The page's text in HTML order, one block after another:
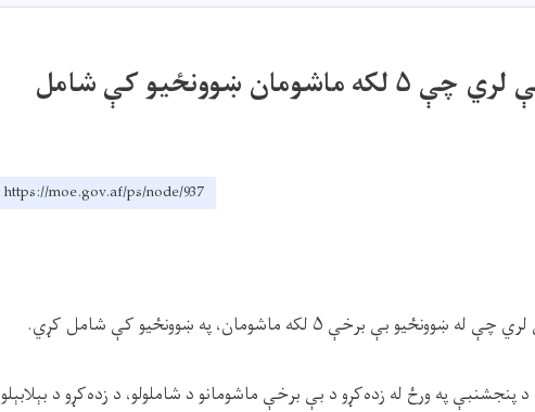
د پوهنې وزارت په پام کې لري چې ۵ لکه ماشومان ښوونځیو کې شامل
https://moe.gov.af/ps/node/937
۵ لکه ماشومان، په ښوونځیو کې شامل کړي.
په ورځ له زده‌کړو د بې برخې ماشومانو د شاملولو، د زده‌کړو د بېلابېلو